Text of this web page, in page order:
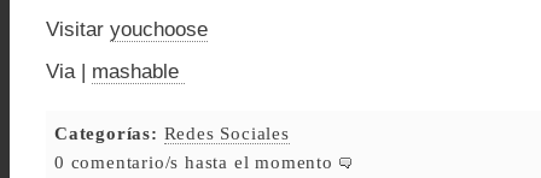
Visitar youchoose
Via | mashable
Categorías: Redes Sociales
0 comentario/s hasta el momento